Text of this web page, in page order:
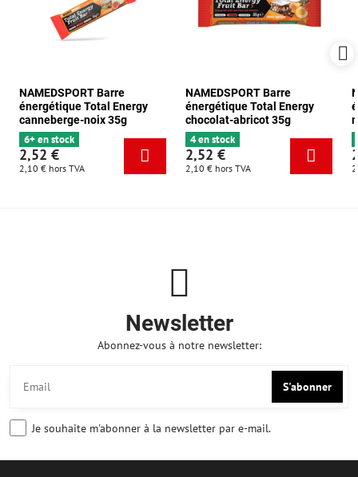
NAMEDSPORT Barre
énergétique Total Energy
canneberge-noix 35g
6+ en stock
2,52 €
2,10 € hors TVA
NAMEDSPORT Barre
énergétique Total Energy
chocolat-abricot 35g
4 en stock
2,52 €
2,10 € hors TVA
Newsletter
Abonnez-vous à notre newsletter:
S'abonner
Je souhaite m'abonner à la newsletter par e-mail.